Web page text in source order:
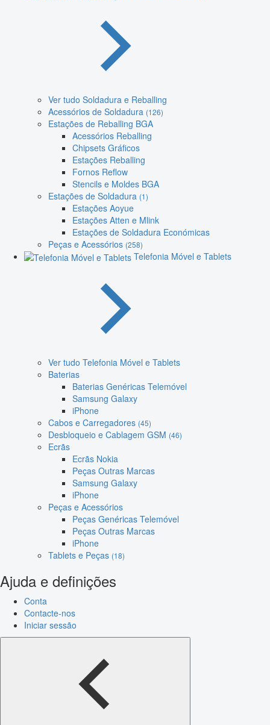
Ver tudo Soldadura e Reballing
Acessórios de Soldadura (126)
Estações de Reballing BGA
Acessórios Reballing
Chipsets Gráficos
Estações Reballing
Fornos Reflow
Stencils e Moldes BGA
Estações de Soldadura (1)
Estações Aoyue
Estações Atten e Mlink
Estações de Soldadura Económicas
Peças e Acessórios (258)
Telefonia Móvel e Tablets
Ver tudo Telefonia Móvel e Tablets
Baterias
Baterias Genéricas Telemóvel
Samsung Galaxy
iPhone
Cabos e Carregadores (45)
Desbloqueio e Cablagem GSM (46)
Ecrãs
Ecrãs Nokia
Peças Outras Marcas
Samsung Galaxy
iPhone
Peças e Acessórios
Peças Genéricas Telemóvel
Peças Outras Marcas
iPhone
Tablets e Peças (18)
Ajuda e definições
Conta
Contacte-nos
Iniciar sessão